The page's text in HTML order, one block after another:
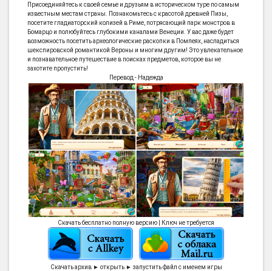
Присоединяйтесь к своей семье и друзьям в историческом туре по самым
известным местам страны. Познакомьтесь с красотой древней Пизы,
посетите гладиаторский колизей в Риме, потрясающий парк монстров в
Бомарцо и полюбуйтесь глубокими каналами Венеции. У вас даже будет
возможность посетить археологические раскопки в Помпеях, насладиться
шекспировской романтикой Вероны и многим другим! Это увлекательное
и познавательное путешествие в поисках предметов, которое вы не
захотите пропустить!
Перевод - Надежда
Скачать бесплатно полную версию | Ключ не требуется
Скачать архив ► открыть ► запустить файл с именем игры